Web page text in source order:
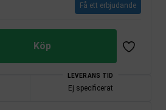
Få ett erbjudande
Köp
LEVERANS TID
Ej specificerat